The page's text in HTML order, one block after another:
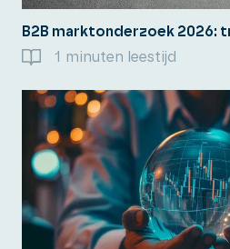
1 minuten leestijd